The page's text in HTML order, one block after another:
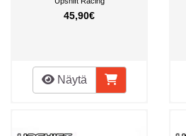
45,90€
Näytä